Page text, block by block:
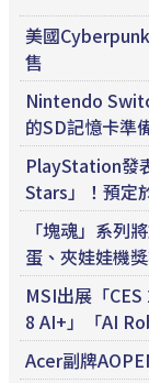
美國
售
Nintendo
的SD記憶卡準
PlayStation發
Stars」！預定
「塊魂」系列
蛋、夾娃娃機
MSI出展「
8 AI+」「AI
Acer副牌